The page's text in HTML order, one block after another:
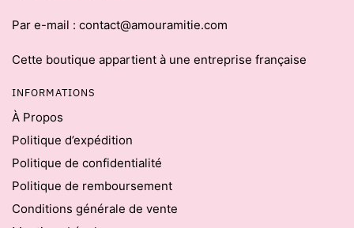
Par e-mail : contact@amouramitie.com
Cette boutique appartient à une entreprise française
INFORMATIONS
À Propos
Politique d’expédition
Politique de confidentialité
Politique de remboursement
Conditions générale de vente